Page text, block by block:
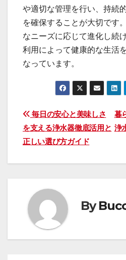
や適切な管理を行い、持続
を確保することが大切です
なニーズに応じて進化し続
利用によって健康的な生活
なっています。
投
稿
ナ
ゲ
ー
シ
暮
浄
毎日の安心と美味しさ
を支える浄水器徹底活用と
正しい選び方ガイド
By